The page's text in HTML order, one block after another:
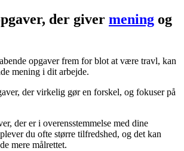
der giver mening og
opgaver frem for blot at være travl, kan
mening i dit arbejde.
der virkelig gør en forskel, og fokuser på
der er i overensstemmelse med dine
du ofte større tilfredshed, og det kan
mere målrettet.